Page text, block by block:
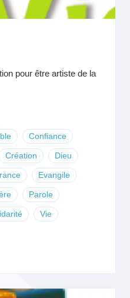
pour être artiste de la
Confiance
Création Dieu
Evangile
Parole
Vie